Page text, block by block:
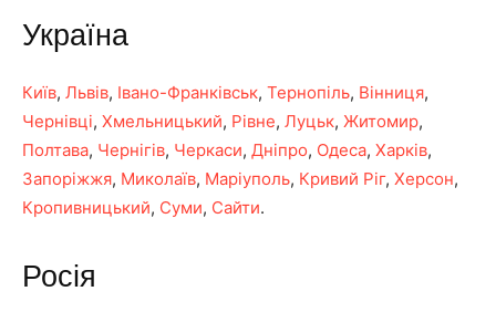
Україна
Київ, Львів, Івано-Франківськ, Тернопіль, Вінниця,
Чернівці, Хмельницький, Рівне, Луцьк, Житомир,
Полтава, Чернігів, Черкаси, Дніпро, Одеса, Харків,
Запоріжжя, Миколаїв, Маріуполь, Кривий Ріг, Херсон,
Кропивницький, Суми, Сайти.
Росія